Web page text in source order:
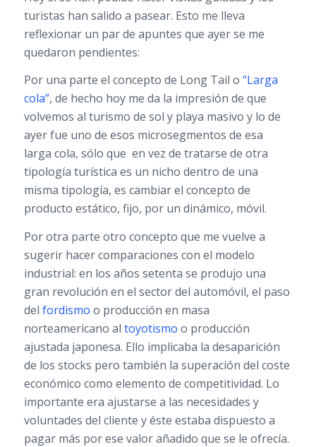
turistas han salido a pasear. Esto me lleva
reflexionar un par de apuntes que ayer se me
quedaron pendientes:
Por una parte el concepto de Long Tail o “Larga
cola”, de hecho hoy me da la impresión de que
volvemos al turismo de sol y playa masivo y lo de
ayer fue uno de esos microsegmentos de esa
larga cola, sólo que en vez de tratarse de otra
tipología turística es un nicho dentro de una
misma tipología, es cambiar el concepto de
producto estático, fijo, por un dinámico, móvil.
Por otra parte otro concepto que me vuelve a
sugerir hacer comparaciones con el modelo
industrial: en los años setenta se produjo una
gran revolución en el sector del automóvil, el paso
del fordismo o producción en masa
norteamericano al toyotismo o producción
ajustada japonesa. Ello implicaba la desaparición
de los stocks pero también la superación del coste
económico como elemento de competitividad. Lo
importante era ajustarse a las necesidades y
voluntades del cliente y éste estaba dispuesto a
pagar más por ese valor añadido que se le ofrecía.